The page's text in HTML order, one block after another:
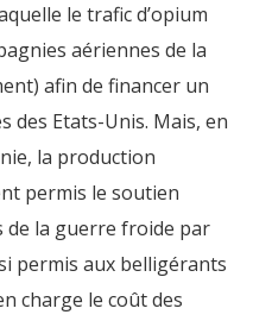
le trafic d’opium
aériennes de la
afin de financer un
des Etats-Unis. Mais, en
la production
permis le soutien
de la guerre froide par
permis aux belligérants
charge le coût des